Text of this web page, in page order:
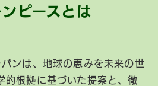
ピースとは
パンは、地球の恵みを未来の世
的根拠に基づいた提案と、徹